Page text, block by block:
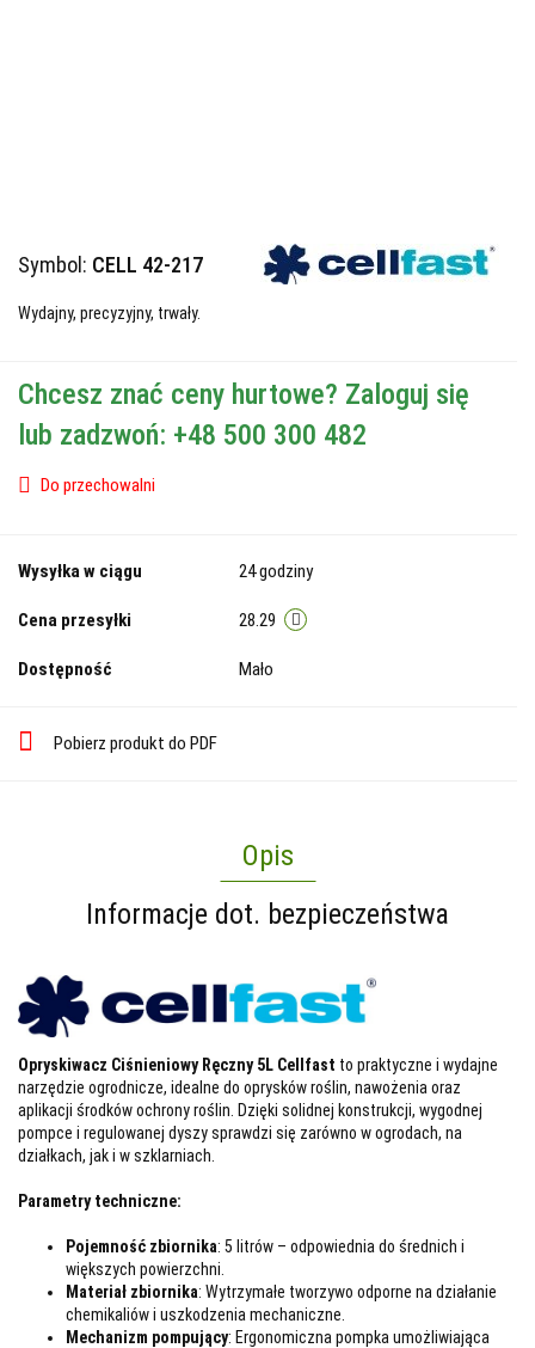
Symbol: CELL 42-217
Wydajny, precyzyjny, trwały.
Chcesz znać ceny hurtowe? Zaloguj się
lub zadzwoń: +48 500 300 482
Do przechowalni
Wysyłka w ciągu 24 godziny
Cena przesyłki 28.29
Dostępność Mało
Pobierz produkt do PDF
Opis
Informacje dot. bezpieczeństwa
Opryskiwacz Ciśnieniowy Ręczny 5L Cellfast to praktyczne i wydajne
narzędzie ogrodnicze, idealne do oprysków roślin, nawożenia oraz
aplikacji środków ochrony roślin. Dzięki solidnej konstrukcji, wygodnej
pompce i regulowanej dyszy sprawdzi się zarówno w ogrodach, na
działkach, jak i w szklarniach.
Parametry techniczne:
Pojemność zbiornika: 5 litrów – odpowiednia do średnich i
większych powierzchni.
Materiał zbiornika: Wytrzymałe tworzywo odporne na działanie
chemikaliów i uszkodzenia mechaniczne.
Mechanizm pompujący: Ergonomiczna pompka umożliwiająca